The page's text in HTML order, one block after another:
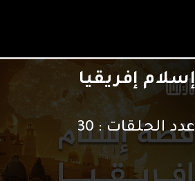
الرجل الأعظم
عدد الحلقات : 6